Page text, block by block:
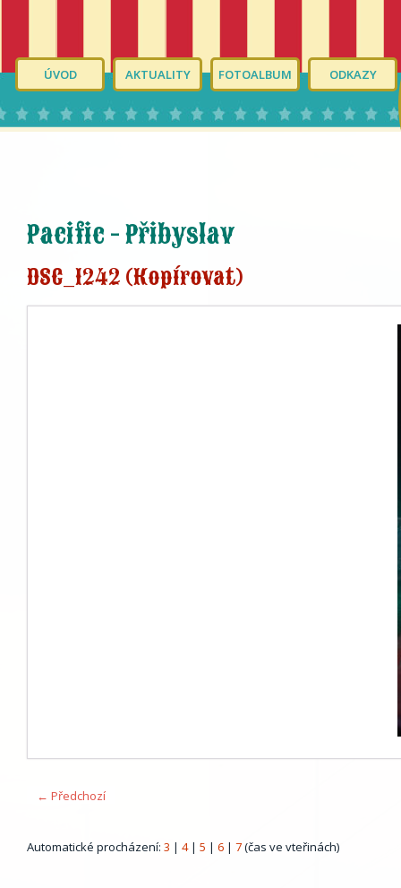
ÚVOD AKTUALITY FOTOALBUM ODKAZY
Pacific - Přibyslav
DSC_1242 (Kopírovat)
← Předchozí
Automatické procházení: 3 | 4| 5 | 6 | 7(čas ve vteřinách)